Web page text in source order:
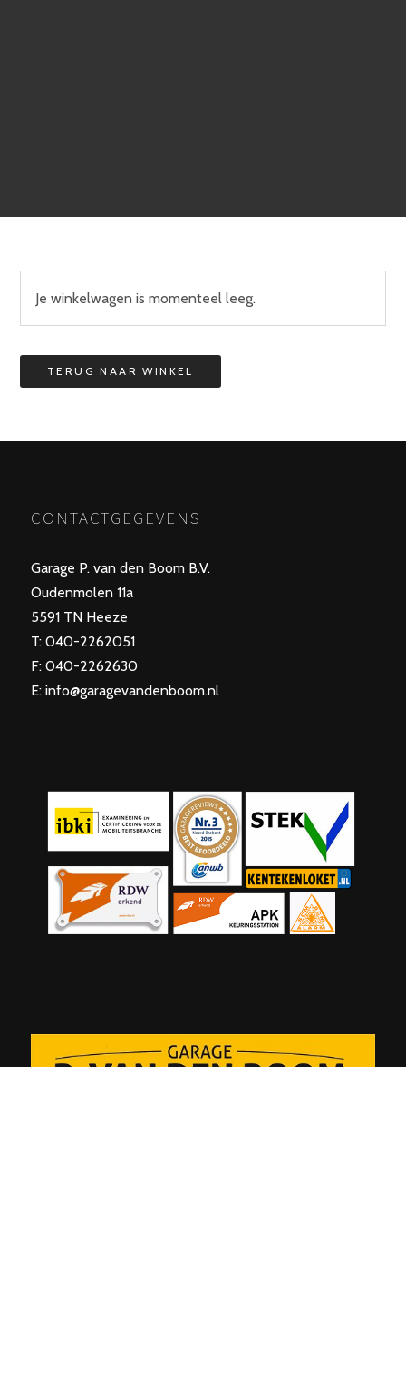
Je winkelwagen is momenteel leeg.
TERUG NAAR WINKEL
CONTACTGEGEVENS
Garage P. van den Boom B.V.
Oudenmolen 11a
5591 TN Heeze
T: 040-2262051
F: 040-2262630
E: info@garagevandenboom.nl